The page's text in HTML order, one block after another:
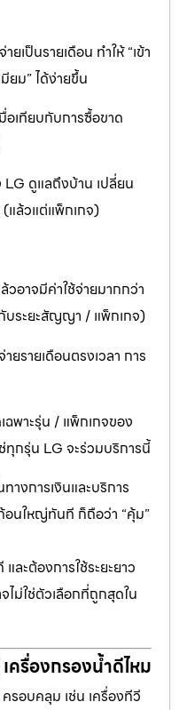
เป็นรายเดือน ทำให้ “เข้า
ยม” ได้ง่ายขึ้น
เทียบกับการซื้อขาด
ดูแลถึงบ้าน เปลี่ยน
แล้วแต่แพ็กเกจ)
วอาจมีค่าใช้จ่ายมากกว่า
บระยะสัญญา / แพ็กเกจ)
ยรายเดือนตรงเวลา การ
ฉพาะรุ่น / แพ็กเกจของ
ทุกรุ่น LG จะร่วมบริการนี้
งการเงินและบริการ
อนใหญ่ทันที ก็ถือว่า “คุ้ม”
ะต้องการใช้ระยะยาว
ม่ใช่ตัวเลือกที่ถูกสุดใน
ครื่องกรองน้ำดีไหม
รอบคลุม เช่น เครื่องทีวี